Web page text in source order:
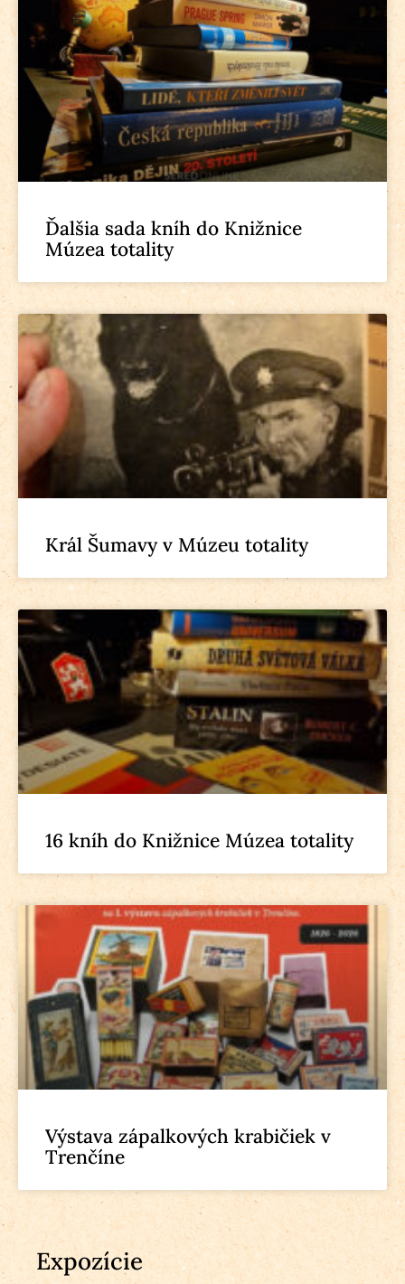
Ďalšia sada kníh do Knižnice
Múzea totality
Král Šumavy v Múzeu totality
16 kníh do Knižnice Múzea totality
Výstava zápalkových krabičiek v
Trenčíne
Expozície